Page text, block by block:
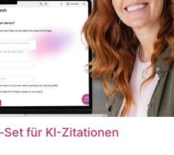
Set für KI-Zitationen